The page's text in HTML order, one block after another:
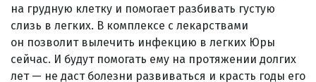
на грудную клетку и помогает разбивать густую
слизь в легких. В комплексе с лекарствами
он позволит вылечить инфекцию в легких Юры
сейчас. И будут помогать ему на протяжении долгих
лет — не даст болезни развиваться и красть годы его